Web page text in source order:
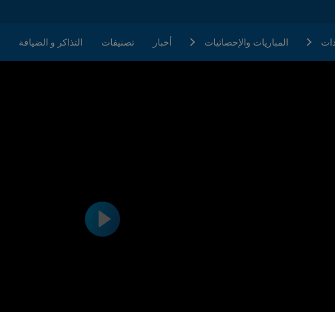
المباريات والإحصائيات أخبار تصنيفات التذاكر و الضيافة